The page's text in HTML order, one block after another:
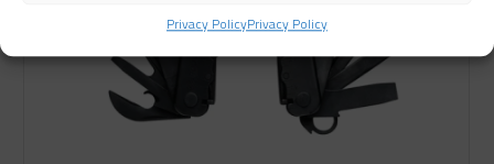
Privacy PolicyPrivacy Policy